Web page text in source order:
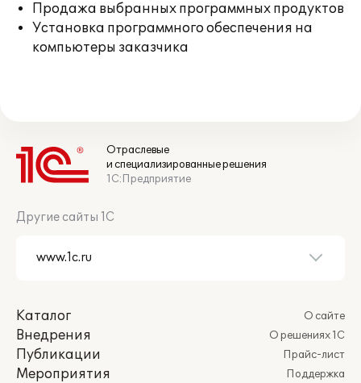
Продажа выбранных программных продуктов
Установка программного обеспечения на
компьютеры заказчика
Отраслевые
и специализированные решения
1С:Предприятие
Другие сайты 1С
Каталог
Внедрения
Публикации
Мероприятия
О сайте
О решениях 1С
Прайс-лист
Поддержка